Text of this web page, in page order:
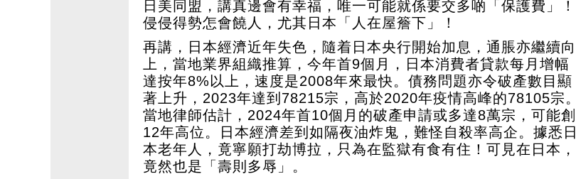
日美同盟，講真邊會有幸福，唯一可能就係要交多啲「保護費」！
侵侵得勢怎會饒人，尤其日本「人在屋簷下」！
再講，日本經濟近年失色，隨着日本央行開始加息，通脹亦繼續向
上，當地業界組織推算，今年首9個月，日本消費者貸款每月增幅
達按年8%以上，速度是2008年來最快。債務問題亦令破產數目顯
著上升，2023年達到78215宗，高於2020年疫情高峰的78105宗。
當地律師估計，2024年首10個月的破產申請或多達8萬宗，可能創
12年高位。日本經濟差到如隔夜油炸鬼，難怪自殺率高企。據悉日
本老年人，竟寧願打劫博拉，只為在監獄有食有住！可見在日本，
竟然也是「壽則多辱」。